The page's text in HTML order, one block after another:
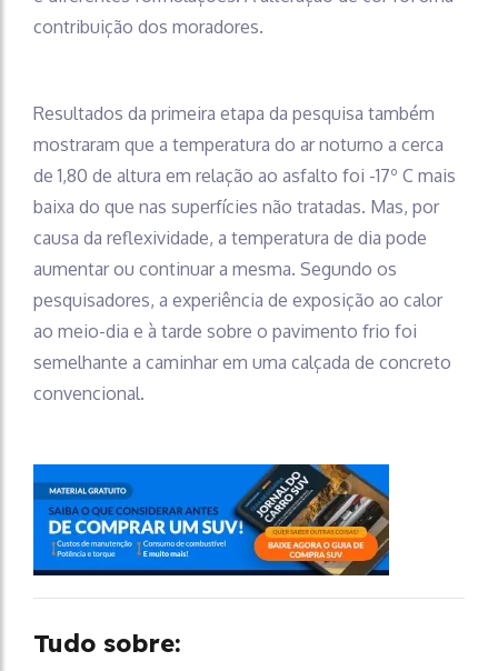
contribuição dos moradores.
Resultados da primeira etapa da pesquisa também
mostraram que a temperatura do ar noturno a cerca
de 1,80 de altura em relação ao asfalto foi -17º C mais
baixa do que nas superfícies não tratadas. Mas, por
causa da reflexividade, a temperatura de dia pode
aumentar ou continuar a mesma. Segundo os
pesquisadores, a experiência de exposição ao calor
ao meio-dia e à tarde sobre o pavimento frio foi
semelhante a caminhar em uma calçada de concreto
convencional.
Tudo sobre: